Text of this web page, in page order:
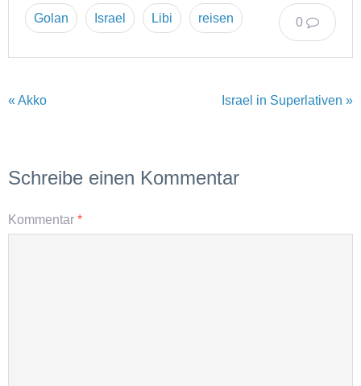
0
Golan Israel Libi reisen
« Akko Israel in Superlativen »
Schreibe einen Kommentar
Kommentar *